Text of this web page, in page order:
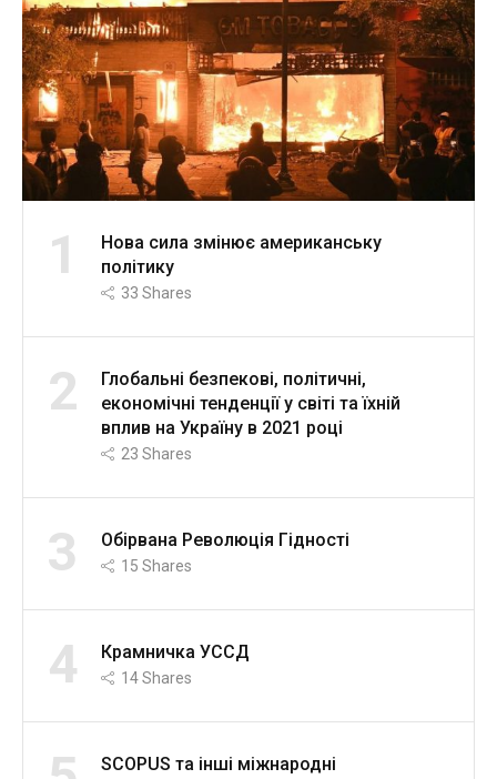
1
Нова сила змінює американську
політику
33 Shares
2
Глобальні безпекові, політичні,
економічні тенденції у світі та їхній
вплив на Україну в 2021 році
23 Shares
3 Обірвана Революція Гідності
15 Shares
4 Крамничка УССД
14Shares
SCOPUS та інші міжнародні